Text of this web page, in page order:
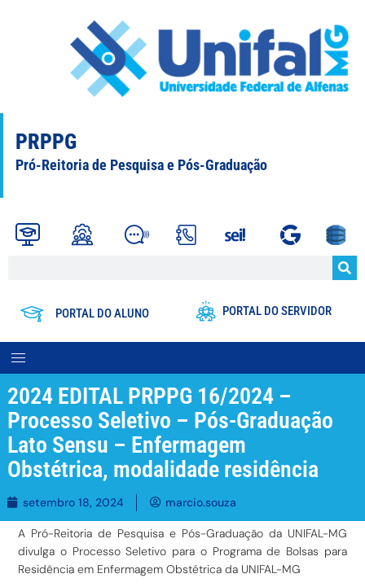
PRPPG
Pró-Reitoria de Pesquisa e Pós-Graduação
PORTAL DO ALUNO PORTAL DO SERVIDOR
2024 EDITAL PRPPG 16/2024 –
Processo Seletivo – Pós-Graduação
Lato Sensu – Enfermagem
Obstétrica, modalidade residência
setembro 18, 2024 marcio.souza
A Pró-Reitoria de Pesquisa e Pós-Graduação da UNIFAL-MG
divulga o Processo Seletivo para o Programa de Bolsas para
Residência em Enfermagem Obstétrica da UNIFAL-MG